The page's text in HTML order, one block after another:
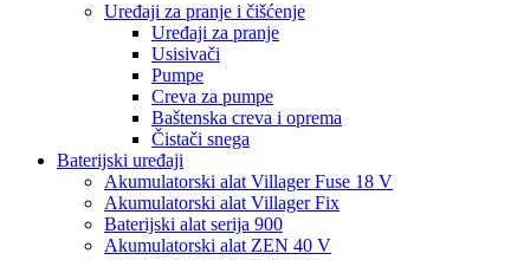
Uređaji za pranje i čišćenje
Uređaji za pranje
Usisivači
Pumpe
Creva za pumpe
Baštenska creva i oprema
Čistači snega
Baterijski uređaji
Akumulatorski alat Villager Fuse 18 V
Akumulatorski alat Villager Fix
Baterijski alat serija 900
Akumulatorski alat ZEN 40 V